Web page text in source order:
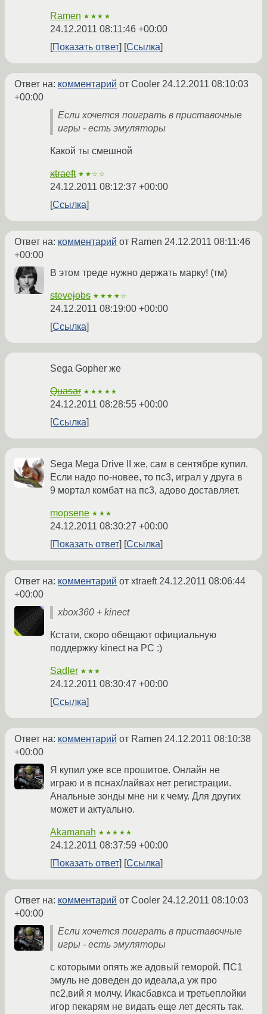
Ramen ★★★★
24.12.2011 08:11:46 +00:00
Показать ответ
Ссылка
Ответ на: комментарий от Cooler 24.12.2011 08:10:03
+00:00
Если хочется поиграть в приставочные
игры - есть эмуляторы
Какой ты смешной
xtraeft ★★☆☆
24.12.2011 08:12:37 +00:00
Ссылка
Ответ на: комментарий от Ramen 24.12.2011 08:11:46
+00:00
В этом треде нужно держать марку! (тм)
stevejobs ★★★★☆
24.12.2011 08:19:00 +00:00
Ссылка
Sega Gopher же
Quasar ★★★★★
24.12.2011 08:28:55 +00:00
Ссылка
Sega Mega Drive II же, сам в сентябре купил.
Если надо по-новее, то пс3, играл у друга в
9 мортал комбат на пс3, адово доставляет.
mopsene ★★★
24.12.2011 08:30:27 +00:00
Показать ответ
Ссылка
Ответ на: комментарий от xtraeft 24.12.2011 08:06:44
+00:00
xbox360 + kinect
Кстати, скоро обещают официальную
поддержку kinect на PC :)
Sadler ★★★
24.12.2011 08:30:47 +00:00
Ссылка
Ответ на: комментарий от Ramen 24.12.2011 08:10:38
+00:00
Я купил уже все прошитое. Онлайн не
играю и в пснах/лайвах нет регистрации.
Анальные зонды мне ни к чему. Для других
может и актуально.
Akamanah ★★★★★
24.12.2011 08:37:59 +00:00
Показать ответ
Ссылка
Ответ на: комментарий от Cooler 24.12.2011 08:10:03
+00:00
Если хочется поиграть в приставочные
игры - есть эмуляторы
с которыми опять же адовый геморой. ПС1
эмуль не доведен до идеала,а уж про
пс2,вий я молчу. Икасбавкса и третьеплойки
игор пекарям не видать еще лет десять так.